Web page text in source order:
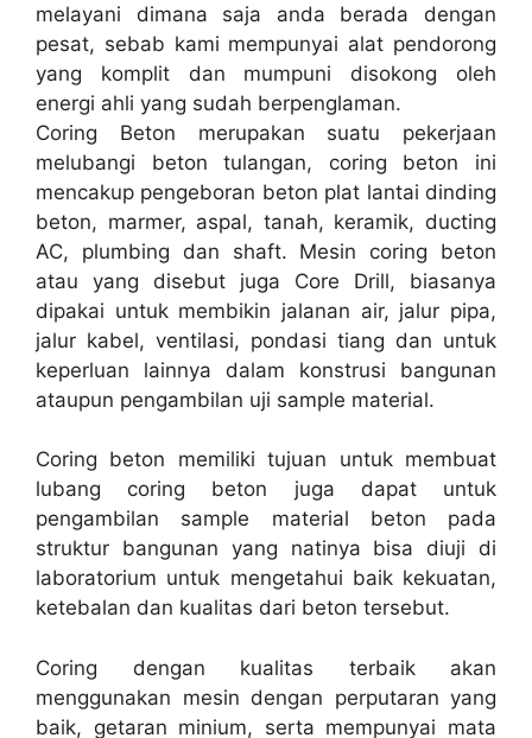
melayani dimana saja anda berada dengan
pesat, sebab kami mempunyai alat pendorong
yang komplit dan mumpuni disokong oleh
energi ahli yang sudah berpenglaman.
Coring Beton merupakan suatu pekerjaan
melubangi beton tulangan, coring beton ini
mencakup pengeboran beton plat lantai dinding
beton, marmer, aspal, tanah, keramik, ducting
AC, plumbing dan shaft. Mesin coring beton
atau yang disebut juga Core Drill, biasanya
dipakai untuk membikin jalanan air, jalur pipa,
jalur kabel, ventilasi, pondasi tiang dan untuk
keperluan lainnya dalam konstrusi bangunan
ataupun pengambilan uji sample material.
Coring beton memiliki tujuan untuk membuat
lubang coring beton juga dapat untuk
pengambilan sample material beton pada
struktur bangunan yang natinya bisa diuji di
laboratorium untuk mengetahui baik kekuatan,
ketebalan dan kualitas dari beton tersebut.
Coring dengan kualitas terbaik akan
menggunakan mesin dengan perputaran yang
baik, getaran minium, serta mempunyai mata